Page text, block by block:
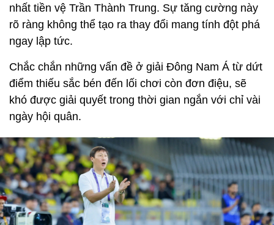
nhất tiền vệ Trần Thành Trung. Sự tăng cường này
rõ ràng không thể tạo ra thay đổi mang tính đột phá
ngay lập tức.
Chắc chắn những vấn đề ở giải Đông Nam Á từ dứt
điểm thiếu sắc bén đến lối chơi còn đơn điệu, sẽ
khó được giải quyết trong thời gian ngắn với chỉ vài
ngày hội quân.